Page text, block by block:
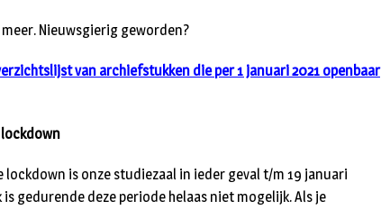
meer. Nieuwsgierig geworden?
van archiefstukken die per 1 januari 2021 openbaar
lockdown is onze studiezaal in ieder geval t/m 19 januari
is gedurende deze periode helaas niet mogelijk. Als je